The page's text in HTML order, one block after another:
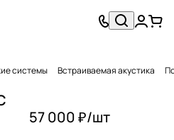
системы Встраиваемая акустика
57 000 ₽/шт